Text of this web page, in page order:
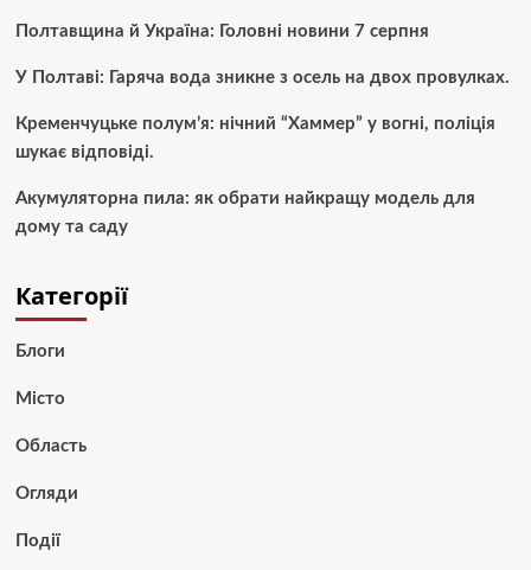
Полтавщина й Україна: Головні новини 7 серпня
У Полтаві: Гаряча вода зникне з осель на двох провулках.
Кременчуцьке полум’я: нічний “Хаммер” у вогні, поліція
шукає відповіді.
Акумуляторна пила: як обрати найкращу модель для
дому та саду
Категорії
Блоги
Місто
Область
Огляди
Події